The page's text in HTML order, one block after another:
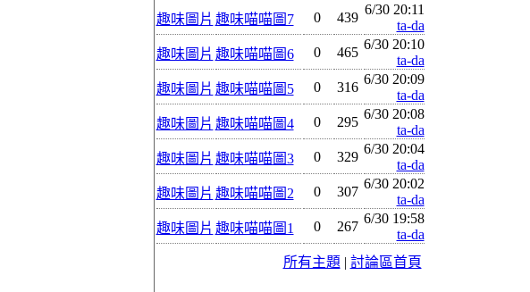
趣味圖片 趣味喵喵圖7 0 439
6/30 20:11
ta-da
趣味圖片 趣味喵喵圖6 0 465
6/30 20:10
ta-da
趣味圖片 趣味喵喵圖5 0 316
6/30 20:09
ta-da
趣味圖片 趣味喵喵圖4 0 295
6/30 20:08
ta-da
趣味圖片 趣味喵喵圖3 0 329
6/30 20:04
ta-da
趣味圖片 趣味喵喵圖2 0 307
6/30 20:02
ta-da
趣味圖片 趣味喵喵圖1 0 267
6/30 19:58
ta-da
所有主題 | 討論區首頁